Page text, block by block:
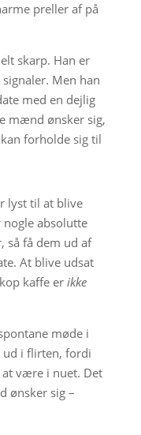
preller af på
skarp. Han er
Men han
med en dejlig
mænd ønsker sig,
forholde sig til
lyst til at blive
absolutte
så få dem ud af
At blive udsat
kaffe er ikke
møde i
ud i flirten, fordi
være i nuet. Det
ønsker sig –